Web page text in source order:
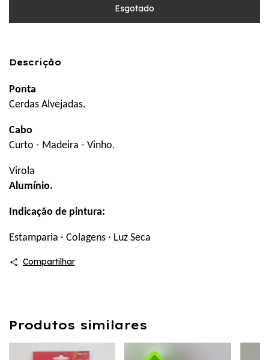
Descrição
Ponta
Cerdas Alvejadas.
Cabo
Curto - Madeira - Vinho.
Virola
Alumínio.
Indicação de pintura:
Estamparia · Colagens · Luz Seca
Compartilhar
Produtos similares